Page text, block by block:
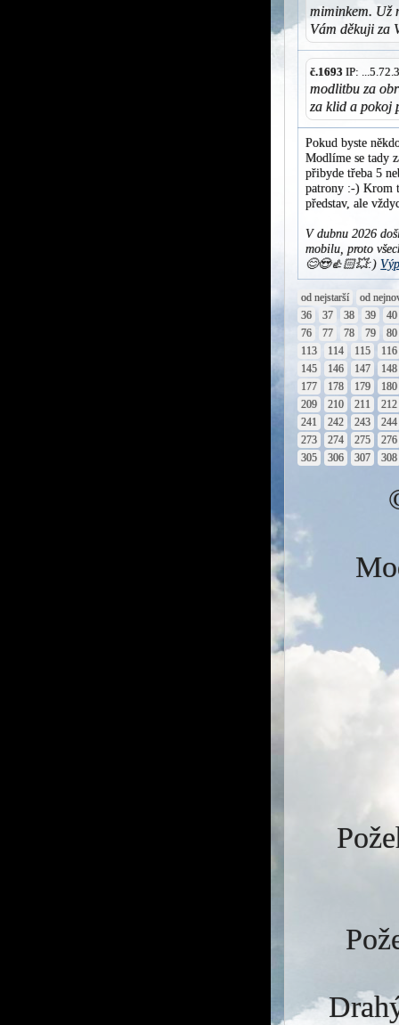
miminkem. Už
Vám děkuji za
č.1693 IP:
modlitbu za
za klid a pokoj
Pokud byste
Modlíme se tady
přibyde třeba 5
patrony :-) Krom
představ, ale
V dubnu 2026
mobilu, proto
😊😍👍🏻💥:)
od nejstarší
od
36
37 38 39
40
76
77 78 79
80
113
114 115
116
145
146 147
148
177
178 179
180
209
210 211
212
241
242 243
244
273
274 275
276
305
306 307 308